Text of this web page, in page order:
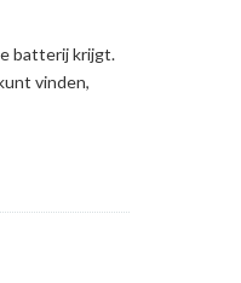
batterij krijgt.
vinden,